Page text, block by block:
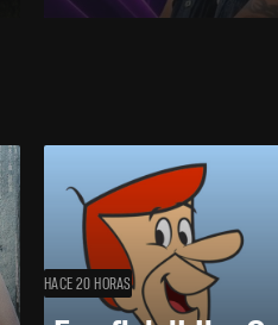
HACE 20 HORAS